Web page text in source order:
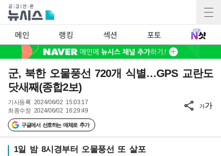
메인 랭킹 섹션 포토
군, 북한 오물풍선 720개 식별…GPS 교란도
닷새째(종합2보)
기사등록 2024/06/02 15:03:17
최종수정 2024/06/02 16:29:49
구글에서 선호하는 매체로 추가
가가
1일 밤 8시경부터 오물풍선 또 살포